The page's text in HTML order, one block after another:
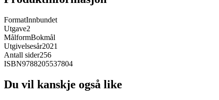
FormatInnbundet
Utgave2
MålformBokmål
Utgivelsesår2021
Antall sider256
ISBN9788205537804
Du vil kanskje også like